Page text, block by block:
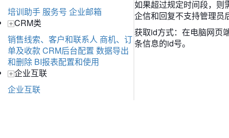
培训助手 服务号 企业邮箱
CRM类
销售线索、客户和联系人 商机、订
单及收款CRM后台配置 数据导出
和删除 BI报表配置和使用
企业互联
企业互联
如果超过规定时间段，
企信和回复不支持管理员
获取id方式：在电脑网页
条信息的id号。